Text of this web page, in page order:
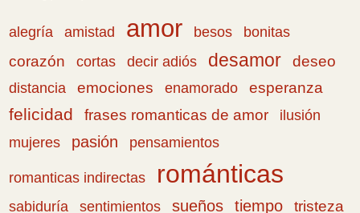
alegría amistad amor besos
bonitas
corazón
cortas decir adiós desamor deseo
distancia emociones enamorado esperanza
felicidad frases romanticas de amor
ilusión
mujeres
pasión pensamientos
romanticas indirectas románticas
sabiduría sentimientos sueños tiempo
tristeza